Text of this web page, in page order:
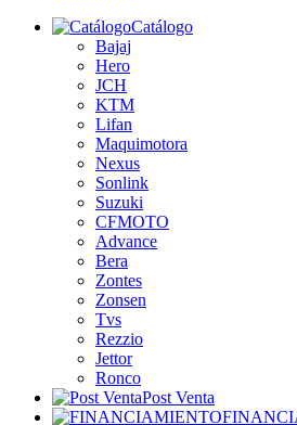
Catálogo
Bajaj
Hero
JCH
KTM
Lifan
Maquimotora
Nexus
Sonlink
Suzuki
CFMOTO
Advance
Bera
Zontes
Zonsen
Tvs
Rezzio
Jettor
Ronco
Post Venta